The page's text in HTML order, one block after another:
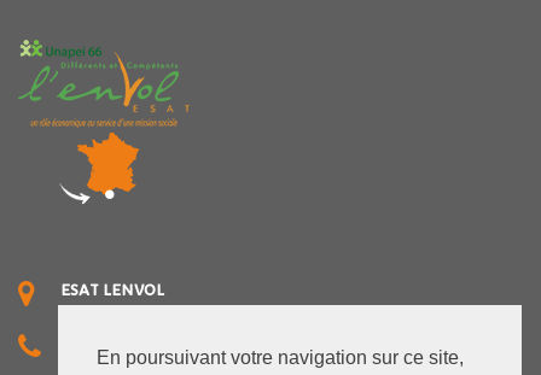
En poursuivant votre navigation sur ce site,
ESAT LENVOL
2094 CHEMIN DE MAILLOLES - 66000 PERPIGNAN
04 68 85 04 14 - FAX : 04 68 56 65 10